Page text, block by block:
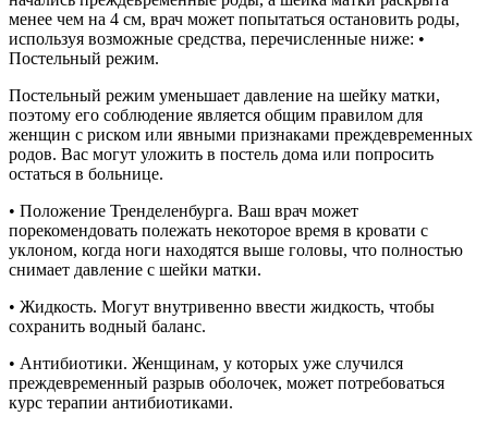
менее чем на 4 см, врач может попытаться остановить роды,
используя возможные средства, перечисленные ниже: •
Постельный режим.
Постельный режим уменьшает давление на шейку матки,
поэтому его соблюдение является общим правилом для
женщин с риском или явными признаками преждевременных
родов. Вас могут уложить в постель дома или попросить
остаться в больнице.
• Положение Тренделенбурга. Ваш врач может
порекомендовать полежать некоторое время в кровати с
уклоном, когда ноги находятся выше головы, что полностью
снимает давление с шейки матки.
• Жидкость. Могут внутривенно ввести жидкость, чтобы
сохранить водный баланс.
• Антибиотики. Женщинам, у которых уже случился
преждевременный разрыв оболочек, может потребоваться
курс терапии антибиотиками.